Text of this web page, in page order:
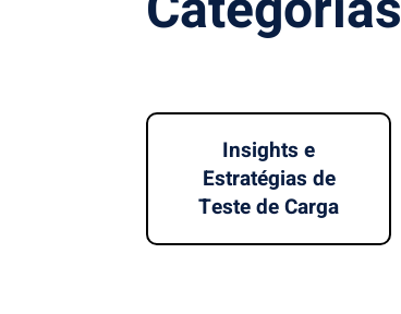
Insights e
Estratégias de
Teste de Carga